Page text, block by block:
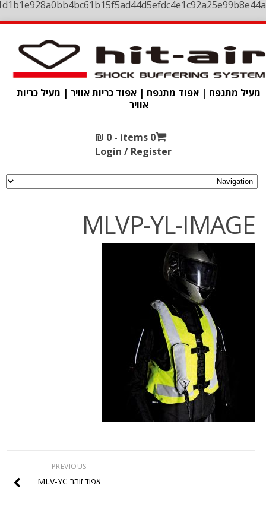
מעיל מתנפח | אפוד מתנפח | אפוד כריות אוויר | מעיל כריות
אוויר
0 items -
₪ 0
Login / Register
MLVP-YL-IMAGE
PREVIOUS
אפוד זוהר MLV-YC